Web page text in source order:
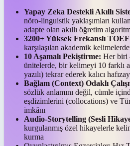
Yapay Zeka Destekli Akıllı
nöro-linguistik yaklaşımları
adapte olan akıllı öğretim
3200+ Yüksek Frekanslı
karşılaşılan akademik
10 Aşamalı Pekiştirme: Her biri
ünitelerde, bir kelimeyi 10 farklı
yazılı) tekrar ederek kalıcı
Bağlam (Context) Odaklı
sözlük anlamını değil, cümle
eşdizimlerini (collocations) ve
imkânı
Audio-Storytelling (Sesli
kurgulanmış özel hikayelerle
kurma